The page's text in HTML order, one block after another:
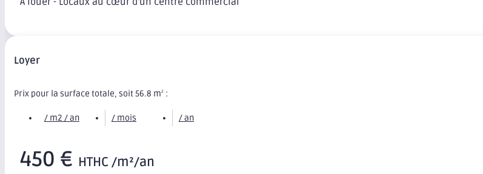
Loyer
Prix pour la surface totale, soit 56.8 m2 :
/ m2 / an / mois / an
450 € HTHC /m²/an